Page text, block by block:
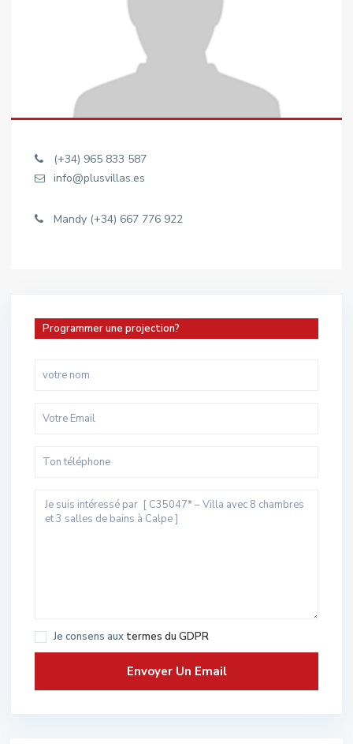
(+34) 965 833 587
info@plusvillas.es
Mandy (+34) 667 776 922
Programmer une projection?
Je consens aux termes du GDPR